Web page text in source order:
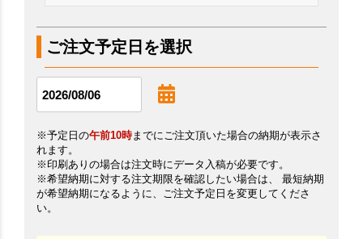
ご注文予定日を選択
※予定日の午前10時までにご注文頂いた場合の納期が表示さ
れます。
※印刷ありの場合は注文時にデータ入稿が必要です。
※希望納期に対する注文期限を確認したい場合は、 最短納期
が希望納期になるように、ご注文予定日を変更してくださ
い。